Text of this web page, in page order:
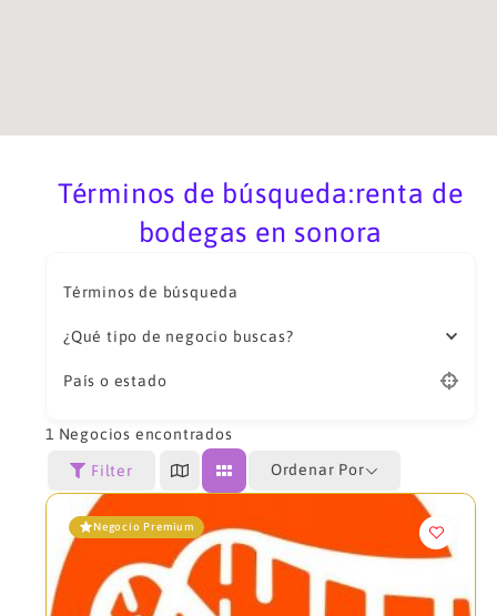
Términos de búsqueda:renta de
bodegas en sonora
Términos de búsqueda
¿Qué tipo de negocio buscas?
País o estado
1 Negocios encontrados
Filter Ordenar Por
Negocio Premium